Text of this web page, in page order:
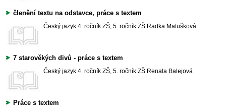
členění textu na odstavce, práce s textem
Český jazyk 4. ročník ZŠ, 5. ročník ZŠ Radka Matušková
7 starověkých divů - práce s textem
Český jazyk 4. ročník ZŠ, 5. ročník ZŠ Renata Balejová
Práce s textem